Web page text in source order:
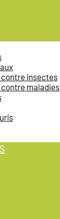
insectes
maladies